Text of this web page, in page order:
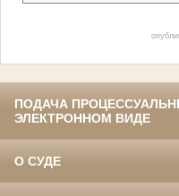
ПОДАЧА
ЭЛЕКТРОННОМ ВИДЕ
О СУДЕ